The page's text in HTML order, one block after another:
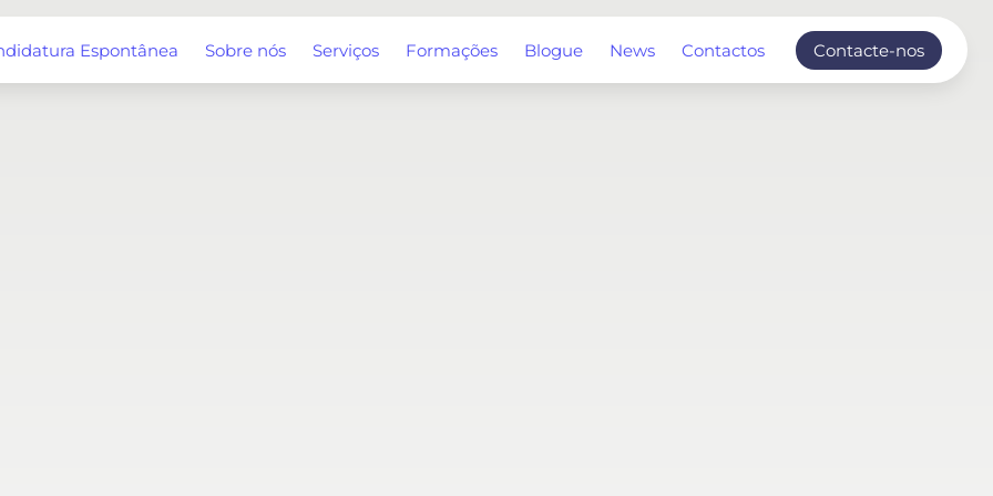
Espontânea Sobre nós Serviços Formações Blogue News Contactos Contacte-nos